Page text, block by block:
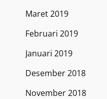
Maret 2019
Februari 2019
Januari 2019
Desember 2018
November 2018